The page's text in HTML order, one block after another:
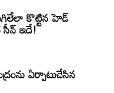
కొట్టిన హెడ్
ఇదే!
ఏర్పాటుచేసిన